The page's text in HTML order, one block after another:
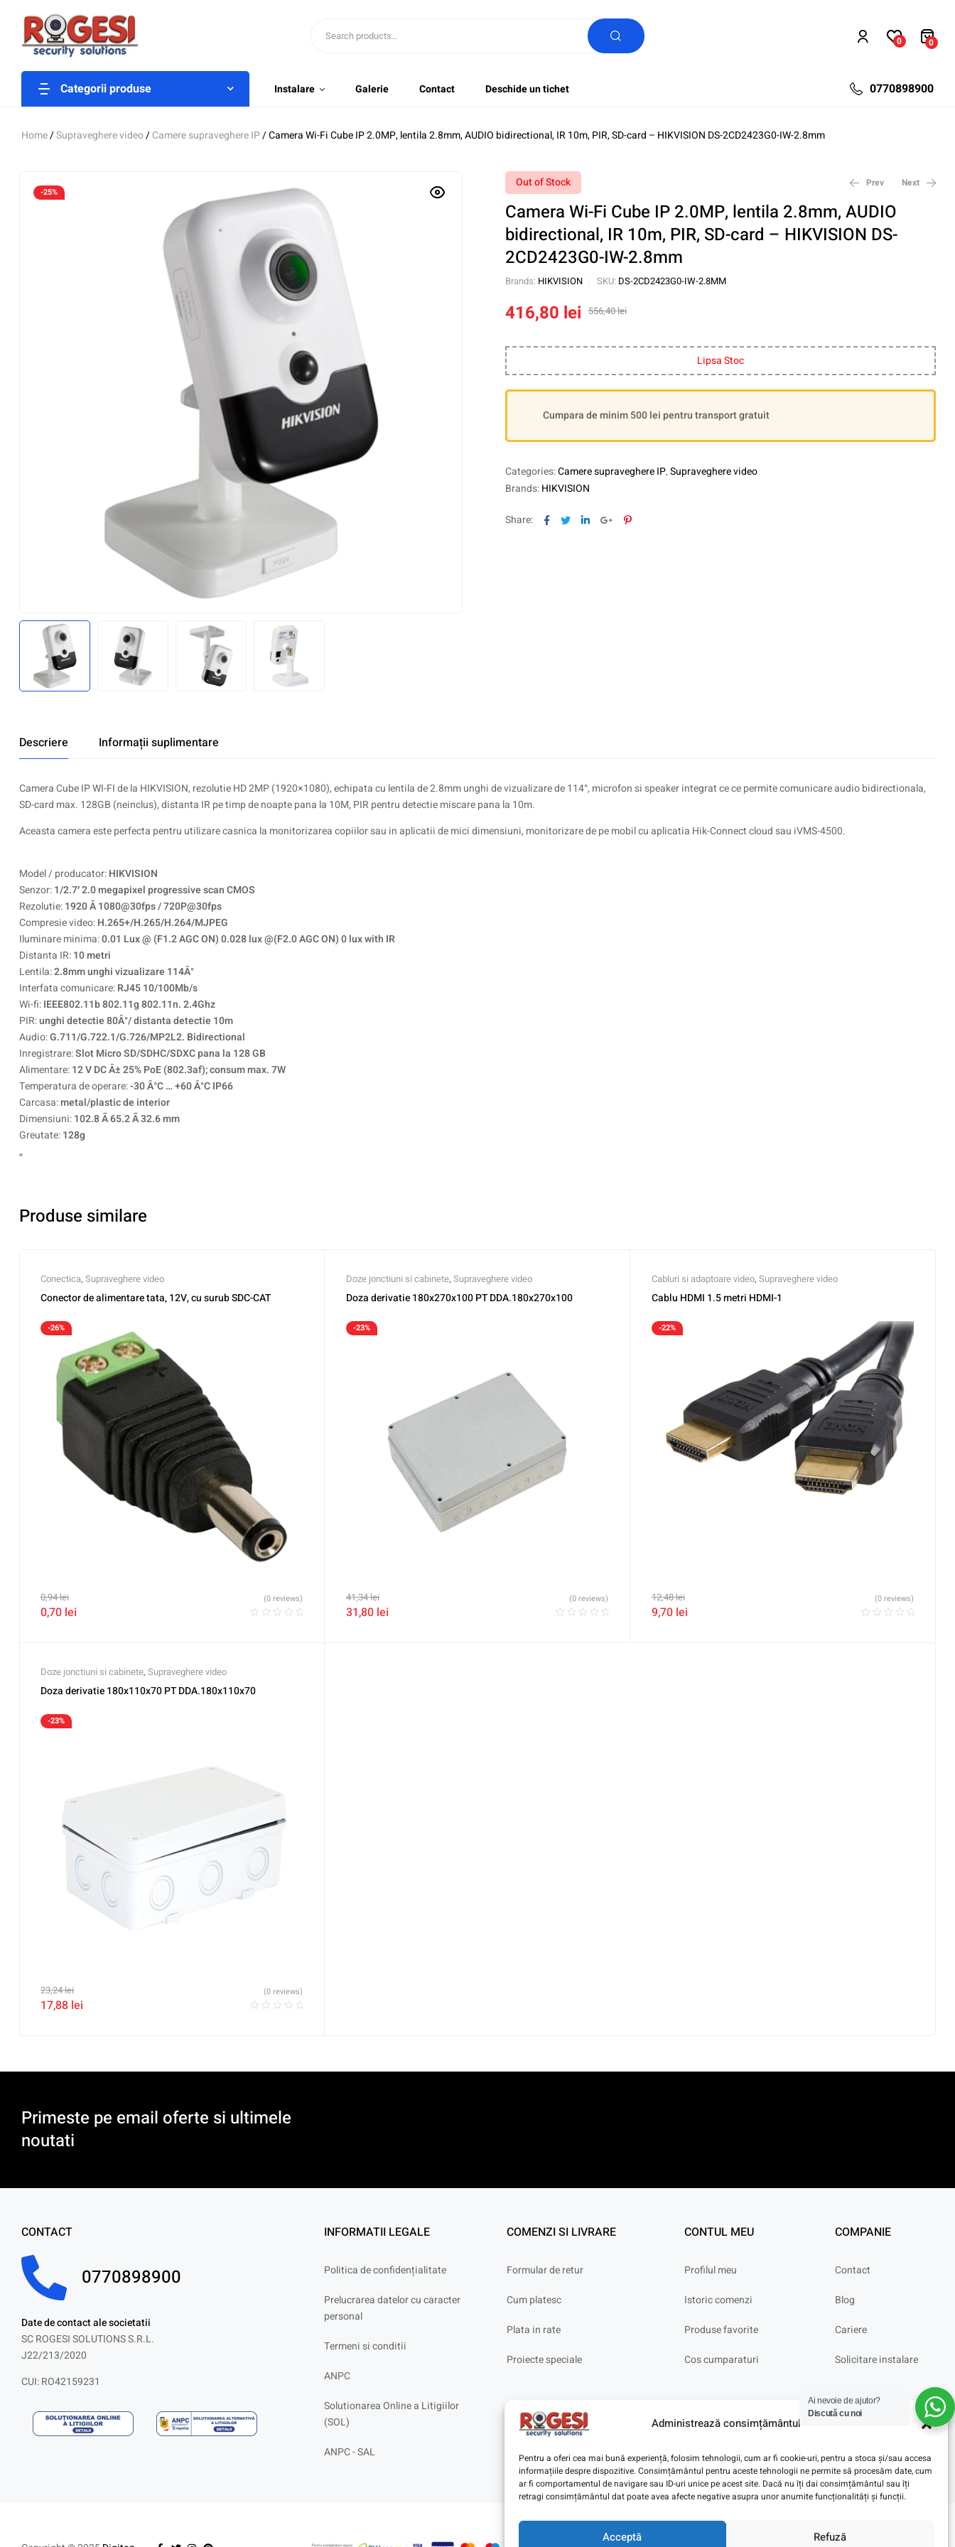
Administrează consimțământul
Pentru a oferi cea mai bună experiență, folosim tehnologii, cum ar fi cookie-uri, pentru a stoca și/sau accesa
informațiile despre dispozitive. Consimțământul pentru aceste tehnologii ne permite să procesăm date, cum
ar fi comportamentul de navigare sau ID-uri unice pe acest site. Dacă nu îți dai consimțământul sau îți
retragi consimțământul dat poate avea afecte negative asupra unor anumite funcționalități și funcții.
Acceptă Refuză
0 0
Categorii produse Instalare Galerie Contact Deschide un tichet 0770898900
Home/Supraveghere video/Camere supraveghere IP/ Camera Wi-Fi Cube IP 2.0MP, lentila 2.8mm, AUDIO bidirectional, IR 10m, PIR, SD-card – HIKVISION DS-2CD2423G0-IW-2.8mm
-25%
Out of Stock Prev
734,50
460,80lei
Next
1.539,20
1.154,40 lei
Camera Wi-Fi Cube IP 2.0MP, lentila 2.8mm, AUDIO
bidirectional, IR 10m, PIR, SD-card – HIKVISION DS-
2CD2423G0-IW-2.8mm
Brands: HIKVISION SKU: DS-2CD2423G0-IW-2.8MM
556,40lei
416,80 lei
Lipsa Stoc
Cumpara de minim 500 lei pentru transport gratuit
Categories:Camere supraveghere IP,Supraveghere video
Brands:HIKVISION
Share: Facebook
TwitterLinkedinGoogle+Pinterest
Descriere Informații suplimentare
Camera Cube IP WI-FI de la HIKVISION, rezolutie HD 2MP (1920×1080), echipata cu lentila de 2.8mm unghi de vizualizare de 114°, microfon si speaker integrat ce ce permite comunicare audio bidirectionala,
SD-card max. 128GB (neinclus), distanta IR pe timp de noapte pana la 10M, PIR pentru detectie miscare pana la 10m.
Aceasta camera este perfecta pentru utilizare casnica la monitorizarea copiilor sau in aplicatii de mici dimensiuni, monitorizare de pe mobil cu aplicatia Hik-Connect cloud sau iVMS-4500.
Model / producator:HIKVISION
Senzor:1/2.7′ 2.0 megapixel progressive scan CMOS
Rezolutie:1920 Ã 1080@30fps / 720P@30fps
Compresie video:H.265+/H.265/H.264/MJPEG
Iluminare minima:0.01 Lux @ (F1.2 AGC ON) 0.028 lux @(F2.0 AGC ON) 0 lux with IR
Distanta IR:10 metri
Lentila:2.8mm unghi vizualizare 114Â°
Interfata comunicare:RJ45 10/100Mb/s
Wi-fi:IEEE802.11b 802.11g 802.11n. 2.4Ghz
PIR:unghi detectie 80Â°/ distanta detectie 10m
Audio:G.711/G.722.1/G.726/MP2L2. Bidirectional
Inregistrare:Slot Micro SD/SDHC/SDXC pana la 128 GB
Alimentare:12 V DC Â± 25% PoE (802.3af); consum max. 7W
Temperatura de operare:-30 Â°C … +60 Â°C IP66
Carcasa:metal/plastic de interior
Dimensiuni:102.8 Ã 65.2 Ã 32.6 mm
Greutate:128g
„
Produse similare
Conectica, Supraveghere video
Conector de alimentare tata, 12V, cu surub SDC-CAT
-26%
0,94lei
0,70 lei
(0 reviews)
Doze jonctiuni si cabinete, Supraveghere video
Doza derivatie 180x270x100 PT DDA.180x270x100
-23%
41,34lei
31,80 lei
(0 reviews)
Cabluri si adaptoare video, Supraveghere video
Cablu HDMI 1.5 metri HDMI-1
-22%
12,48lei
9,70 lei
(0 reviews)
Doze jonctiuni si cabinete, Supraveghere video
Doza derivatie 180x110x70 PT DDA.180x110x70
-23%
23,24lei
17,88 lei
(0 reviews)
Primeste pe email oferte si ultimele
noutati
CONTACT
0770898900
Date de contact ale societatii
SC ROGESI SOLUTIONS S.R.L.
J22/213/2020
CUI: RO42159231
INFORMATII LEGALE
Politica de confidențialitate
Prelucrarea datelor cu caracter
personal
Termeni si conditii
ANPC
Solutionarea Online a Litigiilor
(SOL)
ANPC - SAL
COMENZI SI LIVRARE
Formular de retur
Cum platesc
Plata in rate
Proiecte speciale
CONTUL MEU
Profilul meu
Istoric comenzi
Produse favorite
Cos cumparaturi
COMPANIE
Contact
Blog
Cariere
Solicitare instalare
Ai nevoie de ajutor?
Discută cu noi